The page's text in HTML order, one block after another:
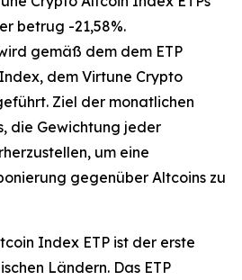
betrug -21,58%.
gemäß dem dem ETP
dem Virtune Crypto
Ziel der monatlichen
die Gewichtung jeder
um eine
gegenüber Altcoins zu
Index ETP ist der erste
Ländern. Das ETP